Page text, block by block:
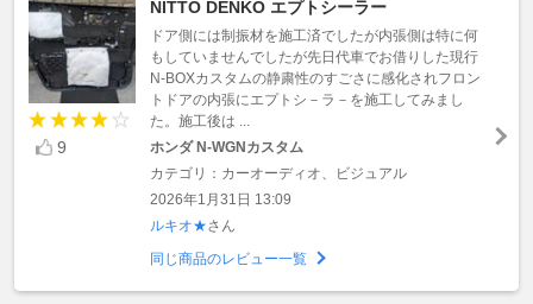
9
NITTO DENKO エプトシーラー
ドア側には制振材を施工済でしたが内張側は特に何
もしていませんでしたが先日代車でお借りした現行
N-BOXカスタムの静粛性のすごさに感化されフロン
トドアの内張にエプトシ－ラ－を施工してみまし
た。施工後は ...
ホンダ N-WGNカスタム
カテゴリ：カーオーディオ、ビジュアル
2026年1月31日 13:09
ルキオ★さん
同じ商品のレビュー一覧